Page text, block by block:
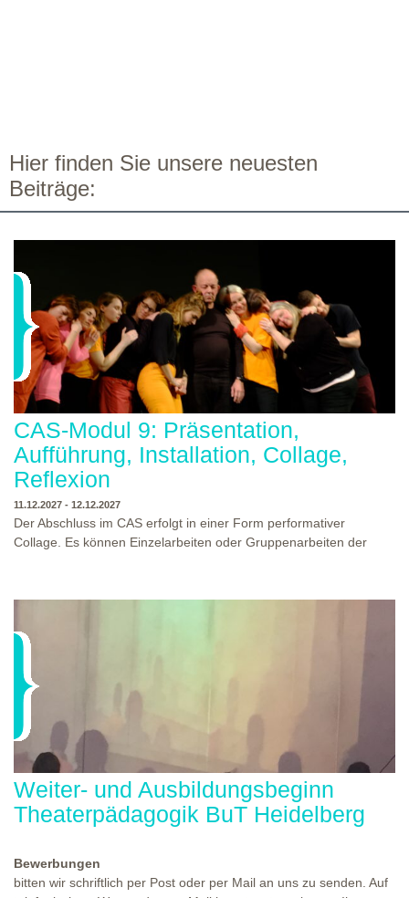
Hier finden Sie unsere neuesten
Beiträge:
CAS-Modul 9: Präsentation,
Aufführung, Installation, Collage,
Reflexion
11.12.2027 - 12.12.2027
Der Abschluss im CAS erfolgt in einer Form performativer
Collage. Es können Einzelarbeiten oder Gruppenarbeiten der
Ausbildungsprogramm zu erleben. Die Studierenden des
oder Präsentation. Wir freuen uns über Begegnungen und
WO?
Weiter- und Ausbildungsbeginn
Theaterpädagogik BuT Heidelberg
Bewerbungen
bitten wir schriftlich per Post oder per Mail an uns zu senden. Auf